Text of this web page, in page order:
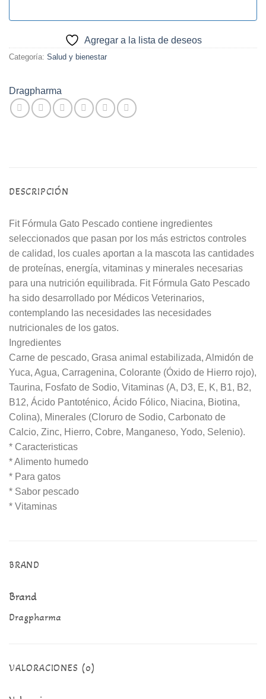
Agregar a la lista de deseos
Categoría: Salud y bienestar
Dragpharma
DESCRIPCIÓN
Fit Fórmula Gato Pescado contiene ingredientes
seleccionados que pasan por los más estrictos controles
de calidad, los cuales aportan a la mascota las cantidades
de proteínas, energía, vitaminas y minerales necesarias
para una nutrición equilibrada. Fit Fórmula Gato Pescado
ha sido desarrollado por Médicos Veterinarios,
contemplando las necesidades las necesidades
nutricionales de los gatos.
Ingredientes
Carne de pescado, Grasa animal estabilizada, Almidón de
Yuca, Agua, Carragenina, Colorante (Óxido de Hierro rojo),
Taurina, Fosfato de Sodio, Vitaminas (A, D3, E, K, B1, B2,
B12, Ácido Pantoténico, Ácido Fólico, Niacina, Biotina,
Colina), Minerales (Cloruro de Sodio, Carbonato de
Calcio, Zinc, Hierro, Cobre, Manganeso, Yodo, Selenio).
* Caracteristicas
* Alimento humedo
* Para gatos
* Sabor pescado
* Vitaminas
BRAND
Brand
Dragpharma
VALORACIONES (0)